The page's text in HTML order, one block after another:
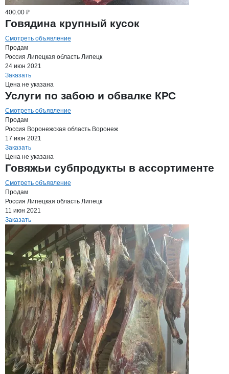
400.00 ₽
Говядина крупный кусок
Смотреть объявление
Продам
Россия Липецкая область Липецк
24 июн 2021
Заказать
Цена не указана
Услуги по забою и обвалке КРС
Смотреть объявление
Продам
Россия Воронежская область Воронеж
17 июн 2021
Заказать
Цена не указана
Говяжьи субпродукты в ассортименте
Смотреть объявление
Продам
Россия Липецкая область Липецк
11 июн 2021
Заказать